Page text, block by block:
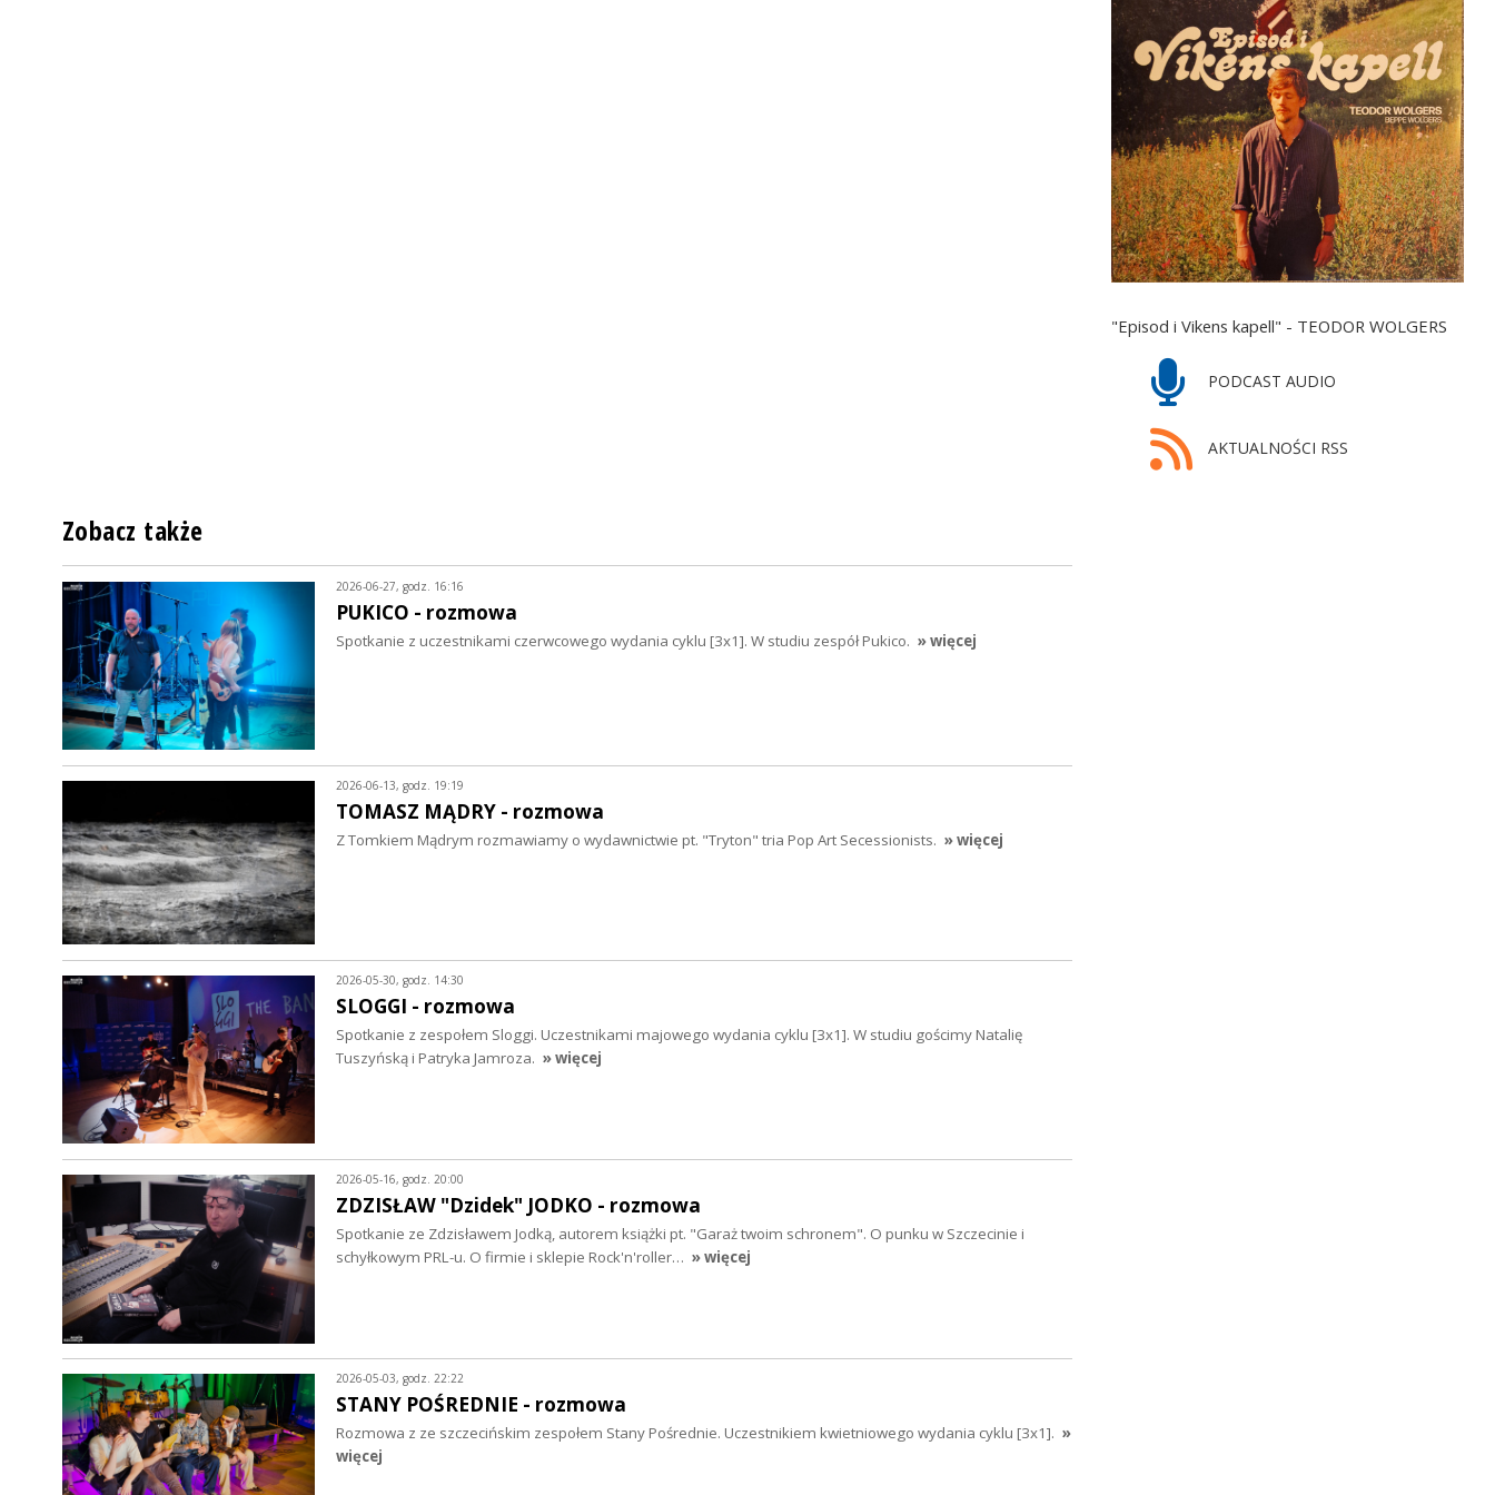
"Episod i Vikens kapell" - TEODOR WOLGERS
PODCAST AUDIO
AKTUALNOŚCI RSS
Zobacz także
2026-06-27, godz. 16:16
PUKICO - rozmowa
Spotkanie z uczestnikami czerwcowego wydania cyklu [3x1]. W studiu zespół Pukico. » więcej
2026-06-13, godz. 19:19
TOMASZ MĄDRY - rozmowa
Z Tomkiem Mądrym rozmawiamy o wydawnictwie pt. "Tryton" tria Pop Art Secessionists. » więcej
2026-05-30, godz. 14:30
SLOGGI - rozmowa
Spotkanie z zespołem Sloggi. Uczestnikami majowego wydania cyklu [3x1]. W studiu gościmy Natalię
Tuszyńską i Patryka Jamroza. » więcej
2026-05-16, godz. 20:00
ZDZISŁAW "Dzidek" JODKO - rozmowa
Spotkanie ze Zdzisławem Jodką, autorem książki pt. "Garaż twoim schronem". O punku w Szczecinie i
schyłkowym PRL-u. O firmie i sklepie Rock'n'roller… » więcej
2026-05-03, godz. 22:22
STANY POŚREDNIE - rozmowa
Rozmowa z ze szczecińskim zespołem Stany Pośrednie. Uczestnikiem kwietniowego wydania cyklu [3x1]. »
więcej